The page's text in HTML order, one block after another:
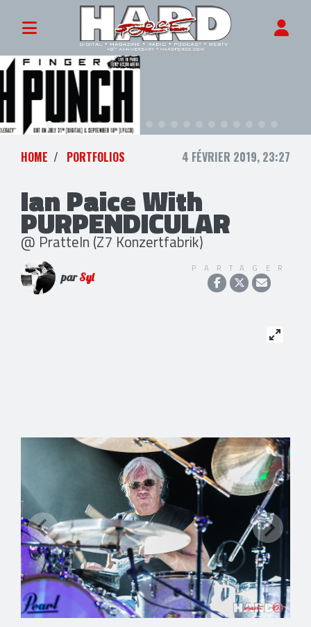
HOME PORTFOLIOS 4 FÉVRIER 2019, 23:27
Ian Paice With
PURPENDICULAR
@ Pratteln (Z7 Konzertfabrik)
parSyl
PARTAGER